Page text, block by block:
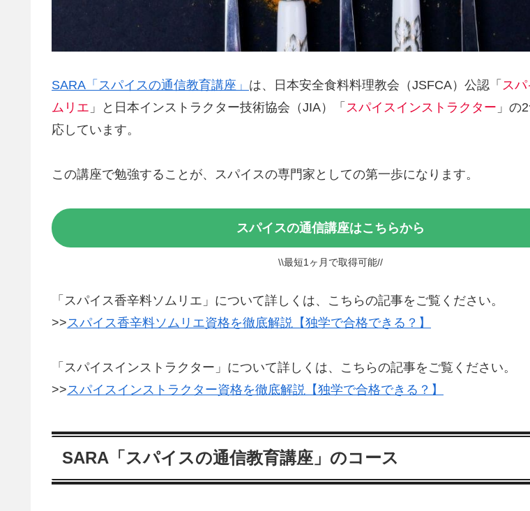
SARA「スパイスの通信教育講座」 は、日本安全食料料理教会（JSFCA）公認「 ス
ムリエ 」と日本インストラクター技術協会（JIA）「 スパイスインストラクター 」の
応しています。
この講座で勉強することが、スパイスの専門家としての第一歩になります。
スパイスの通信講座はこちらから
\\最短1ヶ月で取得可能//
「スパイス香辛料ソムリエ」について詳しくは、こちらの記事をご覧ください。
>> スパイス香辛料ソムリエ資格を徹底解説【独学で合格できる？】
「スパイスインストラクター」について詳しくは、こちらの記事をご覧ください。
>>スパイスインストラクター資格を徹底解説【独学で合格できる？】
SARA「スパイスの通信教育講座」のコース